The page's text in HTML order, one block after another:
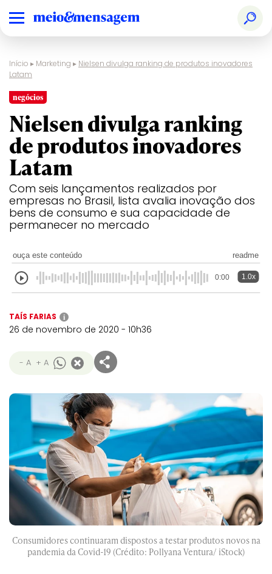
Início ▸ Marketing ▸ Nielsen divulga ranking de produtos inovadores
Latam
negócios
Nielsen divulga ranking
de produtos inovadores
Latam
Com seis lançamentos realizados por
empresas no Brasil, lista avalia inovação dos
bens de consumo e sua capacidade de
permanecer no mercado
ouça este conteúdo readme
0:00 1.0x
TAÍS FARIAS i
26 de novembro de 2020 - 10h36
- A + A
Consumidores continuaram dispostos a testar produtos novos na
pandemia da Covid-19 (Crédito: Pollyana Ventura/ iStock)